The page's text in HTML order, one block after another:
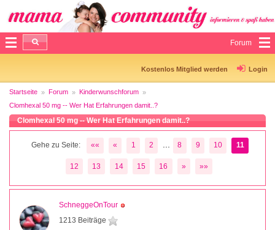
Forum
Kostenlos Mitglied werden Login
Startseite Forum
Kinderwunschforum
Clomhexal 50 mg -- Wer Hat Erfahrungen damit..?
Clomhexal 50 mg -- Wer Hat Erfahrungen damit..?
Gehe zu Seite: «« « 1 2 8 9 10 11
12 13 14 15 16 » »»
SchneggeOnTour
1213 Beiträge